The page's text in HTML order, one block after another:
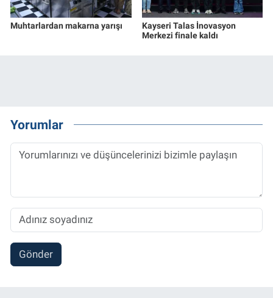
Muhtarlardan makarna yarışı
Kayseri Talas İnovasyon
Merkezi finale kaldı
Yorumlar
Gönder